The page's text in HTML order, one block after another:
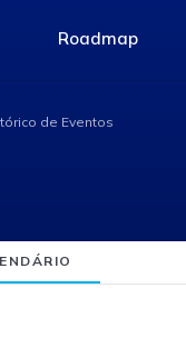
access-
Roadmap
de Eventos